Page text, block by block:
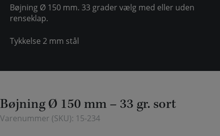
Bøjning Ø 150 mm. 33 grader vælg med eller uden
renseklap.
Tykkelse 2 mm stål
Bøjning Ø 150 mm – 33 gr. sort
Varenummer (SKU): 15-234